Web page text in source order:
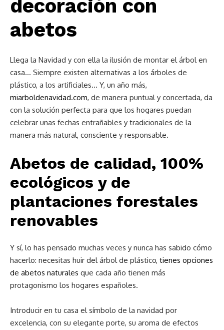
decoración con
abetos
Llega la Navidad y con ella la ilusión de montar el árbol en
casa… Siempre existen alternativas a los árboles de
plástico, a los artificiales… Y, un año más,
miarboldenavidad.com, de manera puntual y concertada, da
con la solución perfecta para que los hogares puedan
celebrar unas fechas entrañables y tradicionales de la
manera más natural, consciente y responsable.
Abetos de calidad, 100%
ecológicos y de
plantaciones forestales
renovables
Y sí, lo has pensado muchas veces y nunca has sabido cómo
hacerlo: necesitas huir del árbol de plástico, tienes opciones
de abetos naturales que cada año tienen más
protagonismo los hogares españoles.
Introducir en tu casa el símbolo de la navidad por
excelencia, con su elegante porte, su aroma de efectos